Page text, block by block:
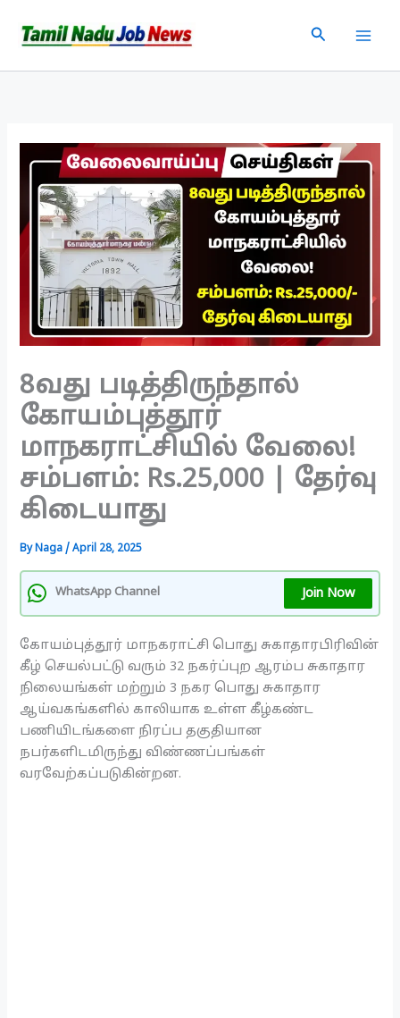
Search
8வது படித்திருந்தால்
கோயம்புத்தூர்
மாநகராட்சியில் வேலை!
சம்பளம்: Rs.25,000 | தேர்வு
கிடையாது
ByNaga/April 28, 2025
WhatsApp Channel Join Now
கோயம்புத்தூர் மாநகராட்சி பொது சுகாதாரபிரிவின்
கீழ் செயல்பட்டு வரும் 32 நகர்ப்புற ஆரம்ப சுகாதார
நிலையங்கள் மற்றும் 3 நகர பொது சுகாதார
ஆய்வகங்களில் காலியாக உள்ள கீழ்கண்ட
பணியிடங்களை நிரப்ப தகுதியான
நபர்களிடமிருந்து விண்ணப்பங்கள்
வரவேற்கப்படுகின்றன.